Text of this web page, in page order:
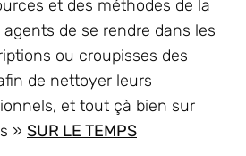
et des méthodes de la
agents de se rendre dans les
ou croupisses des
de nettoyer leurs
et tout çà bien sur
» SUR LE TEMPS